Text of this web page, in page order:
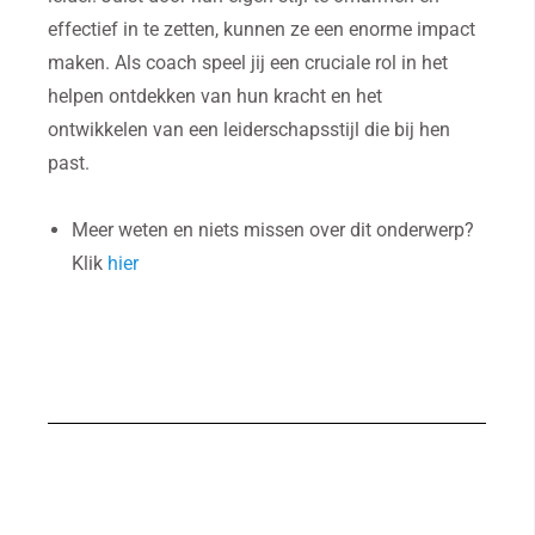
effectief in te zetten, kunnen ze een enorme impact
maken. Als coach speel jij een cruciale rol in het
helpen ontdekken van hun kracht en het
ontwikkelen van een leiderschapsstijl die bij hen
past.
Meer weten en niets missen over dit onderwerp?
Klik hier